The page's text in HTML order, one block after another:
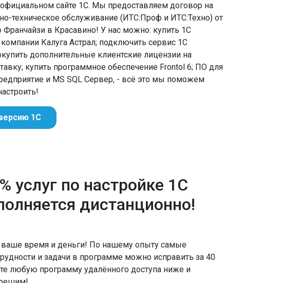
сайте 1С. Мы предоставляем договор на
техническое обслуживание (ИТС:Проф и ИТС:Техно) от
Франчайзи в Красавино! У нас можно: купить 1С
компании Калуга Астрал; подключить сервис 1С
дополнительные клиентские лицензии на
купить программное обеспечение Frontol 6; ПО для
и MS SQL Сервер, - всё это мы поможем
1С
услуг по настройке 1С
дистанционно!
ваше время и деньги! По нашему опыту самые
и задачи в программе можно исправить за 40
любую программу удалённого доступа ниже и